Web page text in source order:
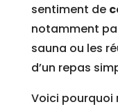
sentiment de
notamment
sauna ou les
d’un repas
Voici pourquoi